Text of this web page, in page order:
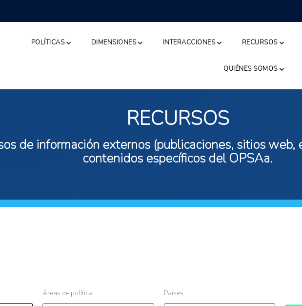
POLÍTICAS DIMENSIONES INTERACCIONES RECURSOS
QUIÉNES SOMOS
RECURSOS
de información externos (publicaciones, sitios web,
contenidos específicos del OPSAa.
Áreas de política Países